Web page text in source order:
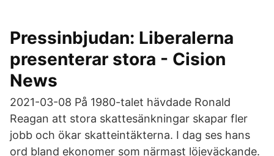
Pressinbjudan: Liberalerna
presenterar stora - Cision
News
2021-03-08 På 1980-talet hävdade Ronald
Reagan att stora skattesänkningar skapar fler
jobb och ökar skatteintäkterna. I dag ses hans
ord bland ekonomer som närmast löjeväckande.